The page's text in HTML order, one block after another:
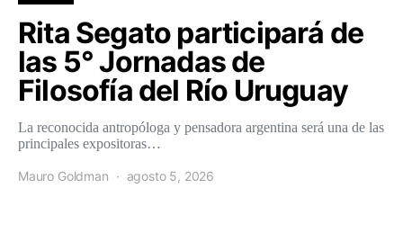
Rita Segato participará de
las 5° Jornadas de
Filosofía del Río Uruguay
La reconocida antropóloga y pensadora argentina será una de las
principales expositoras…
Mauro Goldman agosto 5, 2026